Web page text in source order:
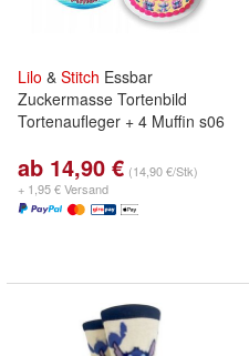
Lilo & Stitch Essbar
Zuckermasse Tortenbild
Tortenaufleger + 4 Muffin s06
ab 14,90 € (14,90 €/Stk)
+ 1,95 € Versand